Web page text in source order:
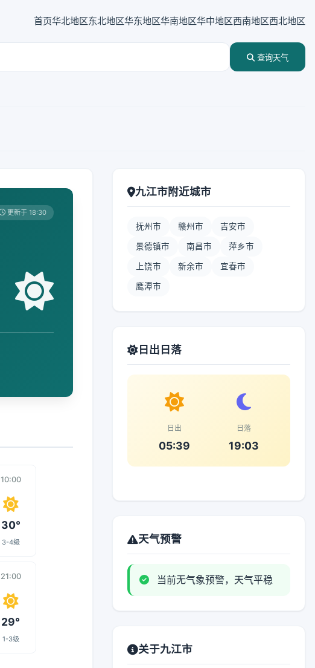
首页华北地区东北地区华东地区华南地区华中地区西南地区西北地区
查询天气
更新于 18:30
10:00
30°
3-4级
21:00
29°
1-3级
九江市附近城市
抚州市 赣州市 吉安市
景德镇市 南昌市 萍乡市
上饶市 新余市 宜春市
鹰潭市
日出日落
日出
05:39
日落
19:03
天气预警
当前无气象预警，天气平稳
关于九江市